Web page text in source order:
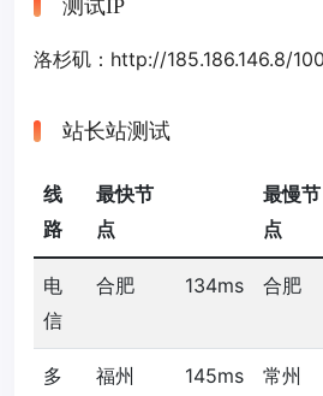
测试IP
洛杉矶：http://185.186.146.8/
站长站测试
线
路
最快节
点
最慢节
点
电
信
合肥 134ms 合肥
多
福州 145ms 常州